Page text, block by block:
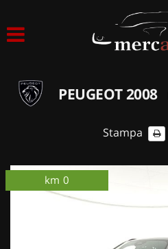
ACQUISTIAMO USATO
NOLEGGIO AUTO
PEUGEOT 2008
Stampa
km 0